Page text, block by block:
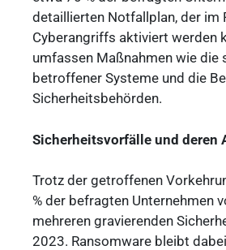
detaillierten Notfallplan, der im
Cyberangriffs aktiviert werden
umfassen Maßnahmen wie
betroffener Systeme und die
Sicherheitsbehörden.
Sicherheitsvorfälle und deren
Trotz der getroffenen
% der befragten Unternehmen
mehreren gravierenden
2023. Ransomware bleibt